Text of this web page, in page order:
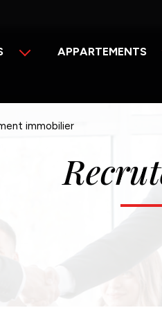
APPARTEMENTS
Location
immobilier